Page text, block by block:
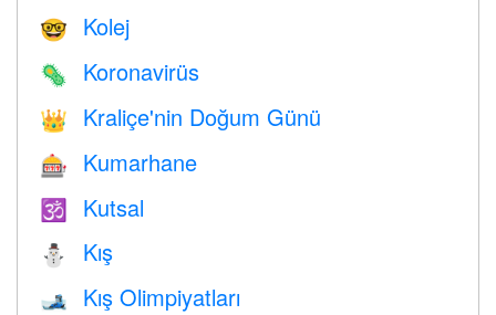
🤓 Kolej
🦠 Koronavirüs
👑 Kraliçe'nin Doğum Günü
🎰 Kumarhane
🕉 Kutsal
⛄ Kış
🎿 Kış Olimpiyatları